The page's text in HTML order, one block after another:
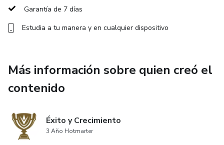
Garantía de 7 días
Estudia a tu manera y en cualquier dispositivo
Más información sobre quien creó el
contenido
Éxito y Crecimiento
3 Año Hotmarter